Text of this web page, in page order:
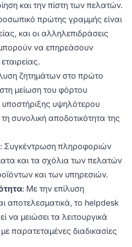
και την πίστη των πελατών.
πρώτης γραμμής είναι
και οι αλληλεπιδράσεις
να επηρεάσουν
ζητημάτων στο πρώτο
μείωση του φόρτου
υψηλότερου
τη συνολική αποδοτικότητα της
: Συγκέντρωση πληροφοριών
και τα σχόλια των πελατών
και των υπηρεσιών.
: Με την επίλυση
αποτελεσματικά, το helpdesk
να μειώσει τα λειτουργικά
παρατεταμένες διαδικασίες